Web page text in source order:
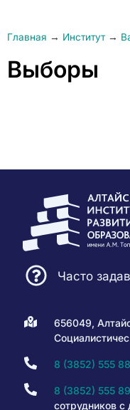
Главная → Институт→
Выборы
Часто
656049,
8 (3852) 555
8 (3852) 555
сотрудников